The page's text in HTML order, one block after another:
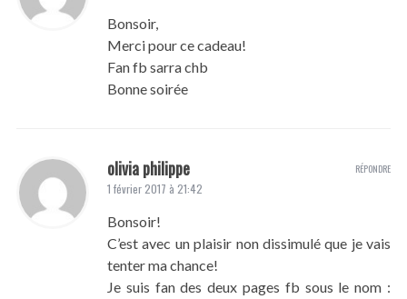
Bonsoir,
Merci pour ce cadeau!
Fan fb sarra chb
Bonne soirée
olivia philippe
1 février 2017 à 21:42
Bonsoir!
C’est avec un plaisir non dissimulé que je vais
tenter ma chance!
Je suis fan des deux pages fb sous le nom :
RÉPONDRE